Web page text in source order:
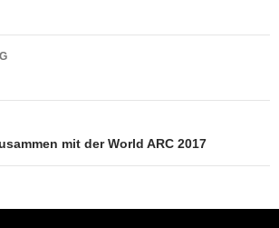
mit der World ARC 2017